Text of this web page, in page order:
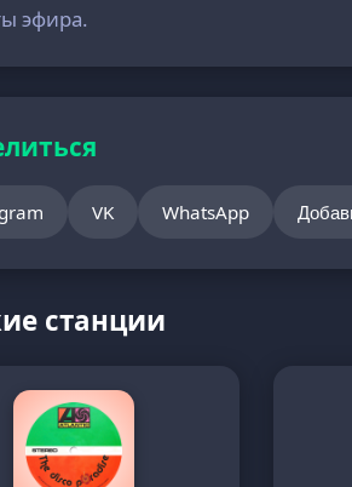
эфира.
VK WhatsApp
станции